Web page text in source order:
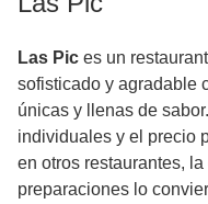
Las Pic es un
sofisticado y agradable
únicas y llenas de
individuales y el precio
en otros restaurantes,
preparaciones lo